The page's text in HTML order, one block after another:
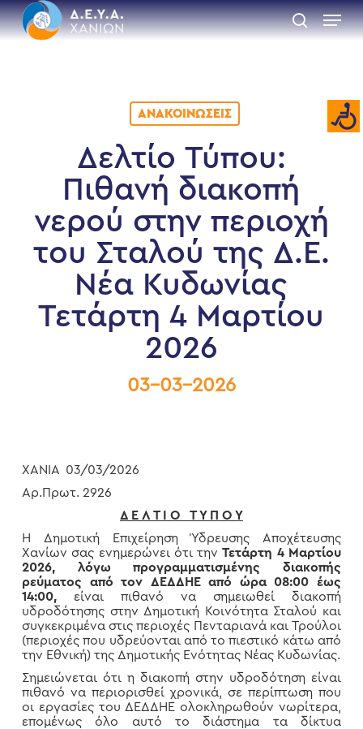
Skip
to
main
search
Menu
ΑΝΑΚΟΙΝΏΣΕΙΣ
Δελτίο Τύπου:
Πιθανή διακοπή
νερού στην περιοχή
του Σταλού της Δ.Ε.
Νέα Κυδωνίας
Τετάρτη 4 Μαρτίου
2026
03-03-2026
ΧΑΝΙΑ 03/03/2026
Αρ.Πρωτ. 2926
Δ Ε Λ Τ Ι Ο Τ Υ Π Ο Υ
Η Δημοτική Επιχείρηση Ύδρευσης Αποχέτευσης
Χανίων σας ενημερώνει ότι τηνΤετάρτη 4 Μαρτίου
2026, λόγω προγραμματισμένης διακοπής
ρεύματος από τον ΔΕΔΔΗΕ από ώρα 08:00 έως
14:00, είναι πιθανό να σημειωθεί διακοπή
υδροδότησης στην Δημοτική Κοινότητα Σταλού και
συγκεκριμένα στις περιοχές Πενταριανά και Τρούλοι
(περιοχές που υδρεύονται από το πιεστικό κάτω από
την Εθνική) της Δημοτικής Ενότητας Νέας Κυδωνίας.
Σημειώνεται ότι η διακοπή στην υδροδότηση είναι
πιθανό να περιορισθεί χρονικά, σε περίπτωση που
οι εργασίες του ΔΕΔΔΗΕ ολοκληρωθούν νωρίτερα,
επομένως όλο αυτό το διάστημα τα δίκτυα